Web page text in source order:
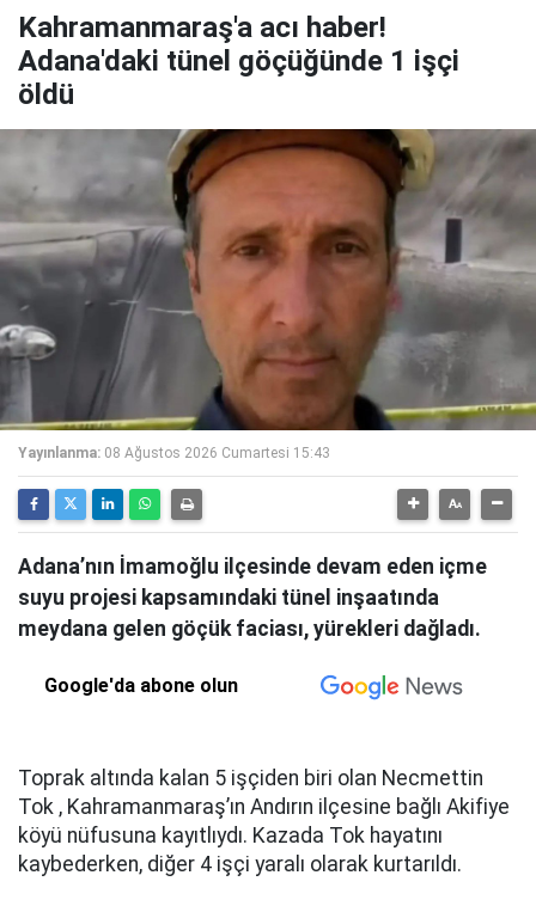
Kahramanmaraş'a acı haber!
Adana'daki tünel göçüğünde 1 işçi
öldü
Yayınlanma: 08 Ağustos 2026 Cumartesi 15:43
Adana’nın İmamoğlu ilçesinde devam eden içme
suyu projesi kapsamındaki tünel inşaatında
meydana gelen göçük faciası, yürekleri dağladı.
Google'da abone olun
Toprak altında kalan 5 işçiden biri olan Necmettin
Tok , Kahramanmaraş’ın Andırın ilçesine bağlı Akifiye
köyü nüfusuna kayıtlıydı. Kazada Tok hayatını
kaybederken, diğer 4 işçi yaralı olarak kurtarıldı.